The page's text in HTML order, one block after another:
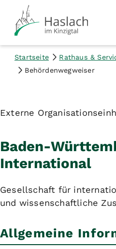
Startseite
Rathaus &
Behördenwegweiser
Externe
Baden-
International
Gesellschaft für
und wissenschaftliche
Allgemeine